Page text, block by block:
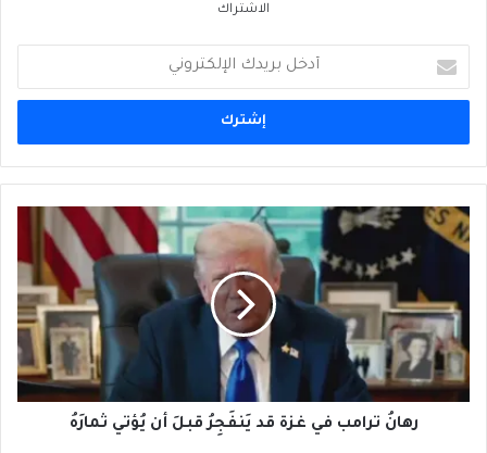
الاشتراك
بريدك
الإلكتروني
رهانُ
ترامب
قد
يَنفَجِرُ
قبلَ
أن
يُؤتي
رهانُ ترامب في غزة قد يَنفَجِرُ قبلَ أن يُؤتي ثمارَهُ